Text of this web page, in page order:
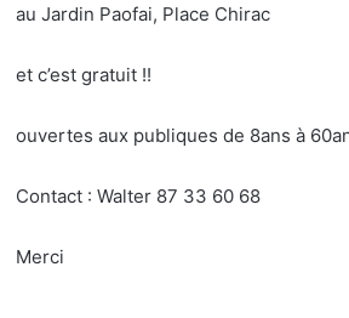
au Jardin Paofai, Place Chirac
et c’est gratuit !!
ouvertes aux publiques de 8ans à
Contact : Walter 87 33 60 68
Merci